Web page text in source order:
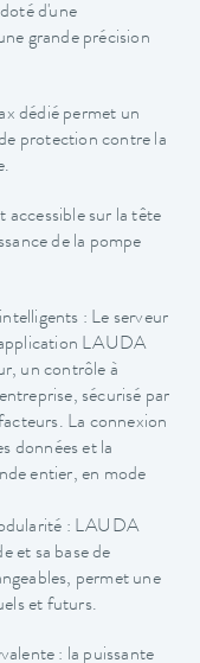
d'une
grande précision
dédié permet un
protection contre la
sur la tête
de la pompe
: Le serveur
LAUDA
un contrôle à
sécurisé par
La connexion
données et la
entier, en mode
: LAUDA
et sa base de
permet une
et futurs.
: la puissante